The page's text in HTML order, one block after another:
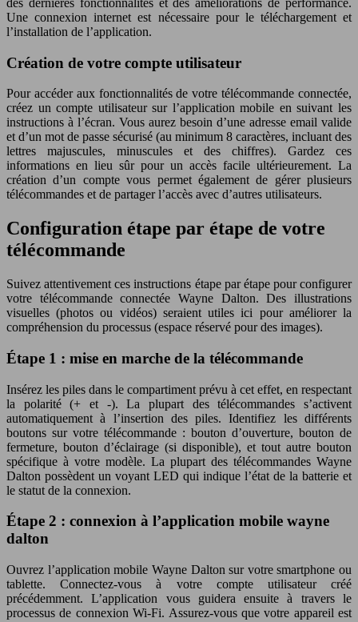
des dernières fonctionnalités et des améliorations de performance.
Une connexion internet est nécessaire pour le téléchargement et
l’installation de l’application.
Création de votre compte utilisateur
Pour accéder aux fonctionnalités de votre télécommande connectée,
créez un compte utilisateur sur l’application mobile en suivant les
instructions à l’écran. Vous aurez besoin d’une adresse email valide
et d’un mot de passe sécurisé (au minimum 8 caractères, incluant des
lettres majuscules, minuscules et des chiffres). Gardez ces
informations en lieu sûr pour un accès facile ultérieurement. La
création d’un compte vous permet également de gérer plusieurs
télécommandes et de partager l’accès avec d’autres utilisateurs.
Configuration étape par étape de votre
télécommande
Suivez attentivement ces instructions étape par étape pour configurer
votre télécommande connectée Wayne Dalton. Des illustrations
visuelles (photos ou vidéos) seraient utiles ici pour améliorer la
compréhension du processus (espace réservé pour des images).
Étape 1 : mise en marche de la télécommande
Insérez les piles dans le compartiment prévu à cet effet, en respectant
la polarité (+ et -). La plupart des télécommandes s’activent
automatiquement à l’insertion des piles. Identifiez les différents
boutons sur votre télécommande : bouton d’ouverture, bouton de
fermeture, bouton d’éclairage (si disponible), et tout autre bouton
spécifique à votre modèle. La plupart des télécommandes Wayne
Dalton possèdent un voyant LED qui indique l’état de la batterie et
le statut de la connexion.
Étape 2 : connexion à l’application mobile wayne
dalton
Ouvrez l’application mobile Wayne Dalton sur votre smartphone ou
tablette. Connectez-vous à votre compte utilisateur créé
précédemment. L’application vous guidera ensuite à travers le
processus de connexion Wi-Fi. Assurez-vous que votre appareil est